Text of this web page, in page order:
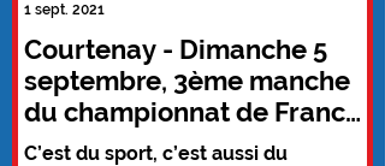
Courtenay - Dimanche 5
septembre, 3ème manche
du championnat de France
« Strongman »
C’est du sport, c’est aussi du
1 sept. 2021